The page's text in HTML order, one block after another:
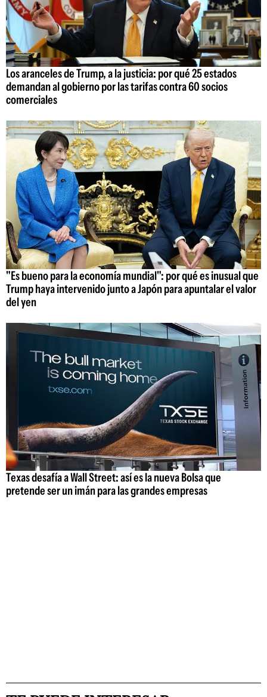
Los aranceles de Trump, a la justicia: por qué 25 estados
demandan al gobierno por las tarifas contra 60 socios
comerciales
"Es bueno para la economía mundial": por qué es inusual que
Trump haya intervenido junto a Japón para apuntalar el valor
del yen
Texas desafía a Wall Street: así es la nueva Bolsa que
pretende ser un imán para las grandes empresas